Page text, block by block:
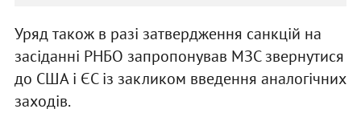
Уряд також в разі затвердження санкцій на
засіданні РНБО запропонував МЗС звернутися
до США і ЄС із закликом введення аналогічних
заходів.